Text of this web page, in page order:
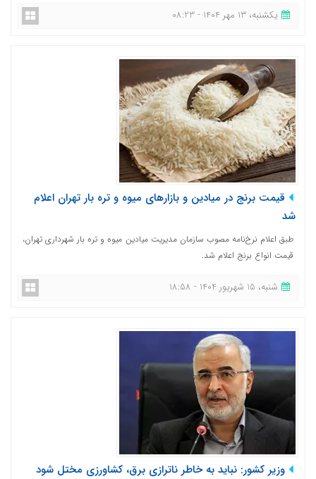
یکشنبه، 13 مهر 1404 - 08:23
قیمت برنج در میادین و بازارهای میوه و تره بار تهران اعلام
شد
طبق اعلام نرخ‌نامه مصوب سازمان مدیریت میادین میوه و تره بار شهرداری تهران،
قیمت انواع برنج اعلام شد.
شنبه، 15 شهریور 1404 - 18:58
وزیر کشور: نباید به خاطر ناترازی برق، کشاورزی مختل شود